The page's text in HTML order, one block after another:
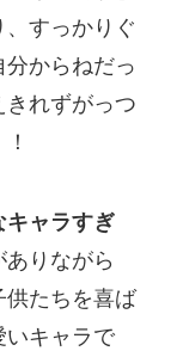
すっかりぐ
からねだっ
れずがっつ
キャラすぎ
りながら
供たちを喜ば
いキャラで